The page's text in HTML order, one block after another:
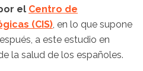
el Centro de
(CIS), en lo que supone
a este estudio en
la salud de los españoles.